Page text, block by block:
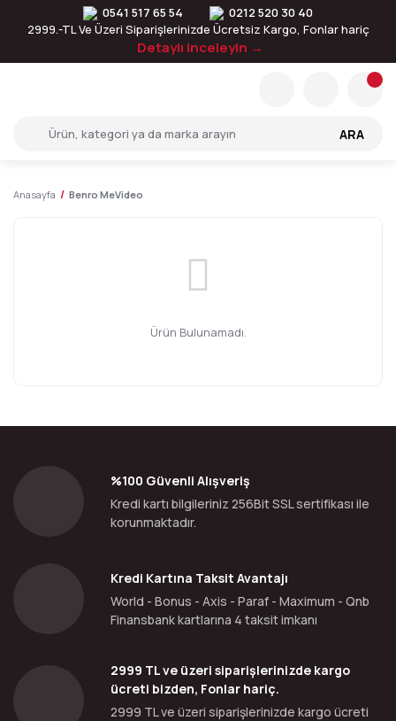
0541 517 65 54
0212 520 30 40
2999.-TL Ve Üzeri Siparişlerinizde Ücretsiz Kargo, Fonlar hariç
Detaylı inceleyin →
ARA
Anasayfa Benro MeVideo
Ürün Bulunamadı.
%100 Güvenli Alışveriş
Kredi kartı bilgileriniz 256Bit SSL sertifikası ile
korunmaktadır.
Kredi Kartına Taksit Avantajı
World - Bonus - Axis - Paraf - Maximum - Qnb
Finansbank kartlarına 4 taksit imkanı
2999 TL ve üzeri siparişlerinizde kargo
ücreti bizden, Fonlar hariç.
2999 TL ve üzeri siparişlerinizde kargo ücreti